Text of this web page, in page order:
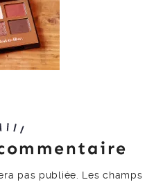
pas publiée.
Les champs